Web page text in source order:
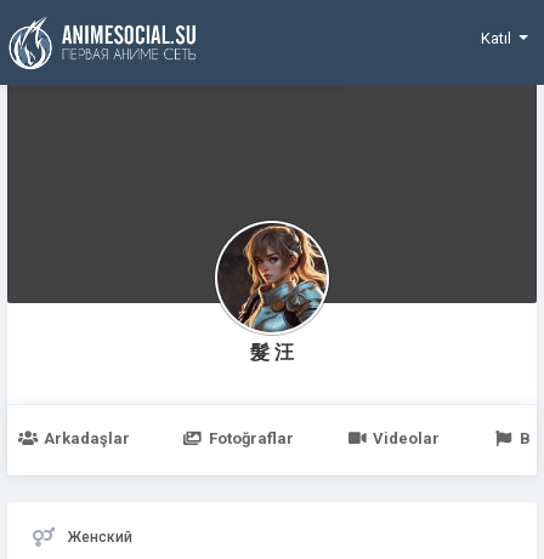
Funding
Katıl
髮 汪
Arkadaşlar Fotoğraflar Videolar
Женский